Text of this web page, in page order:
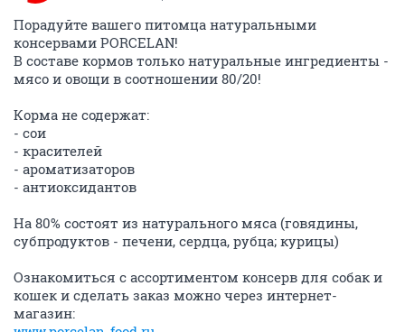
Порадуйте вашего питомца натуральными
консервами PORCELAN!
В составе кормов только натуральные ингредиенты -
мясо и овощи в соотношении 80/20!
Корма не содержат:
- сои
- красителей
- ароматизаторов
- антиоксидантов
На 80% состоят из натурального мяса (говядины,
субпродуктов - печени, сердца, рубца; курицы)
Ознакомиться с ассортиментом консерв для собак и
кошек и сделать заказ можно через интернет-
магазин: